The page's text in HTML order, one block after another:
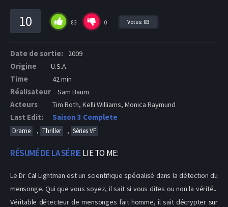
10 83 0 Votes: 83
Date de sortie: 2009
Origine U.S.A.
Time 42 min
Réalisateur Sam Baum
Acteurs Tim Roth, Kelli Williams, Monica Raymund
Last Edit: Saison 3 Complete
Drame , Thriller , Séries VF
RÉSUMÉ DE LA SÉRIELIE TO ME:
Le Dr Cal Lightman est un scientifique spécialisé dans la détection du
mensonge. Qui que vous soyez, il sait si vous dites ou non la vérité...
Véritable détecteur de mensonges fait homme, il sait décrypter sur